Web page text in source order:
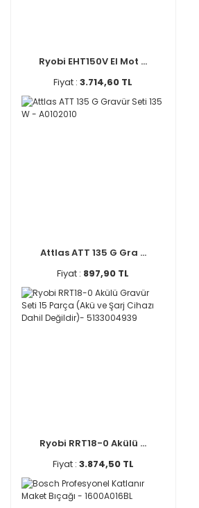
Ryobi EHT150V El Mot ...
Fiyat :3.714,60 TL
Attlas ATT 135 G Gra ...
Fiyat : 897,90 TL
Ryobi RRT18-0 Akülü ...
Fiyat : 3.874,50 TL